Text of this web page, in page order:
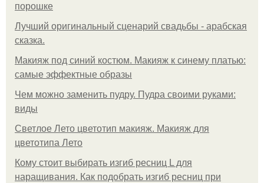
порошке
Лучший оригинальный сценарий свадьбы - арабская
сказка.
Макияж под синий костюм. Макияж к синему платью:
самые эффектные образы
Чем можно заменить пудру. Пудра своими руками:
виды
Светлое Лето цветотип макияж. Макияж для
цветотипа Лето
Кому стоит выбирать изгиб ресниц L для
наращивания. Как подобрать изгиб ресниц при